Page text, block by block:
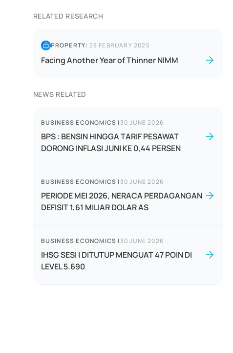
RELATED RESEARCH
PROPERTY| 28 FEBRUARY 2025
Facing Another Year of Thinner NIMM
NEWS RELATED
BUSINESS ECONOMICS |30 JUNE 2026
BPS : BENSIN HINGGA TARIF PESAWAT
DORONG INFLASI JUNI KE 0,44 PERSEN
BUSINESS ECONOMICS |30 JUNE 2026
PERIODE MEI 2026, NERACA PERDAGANGAN
DEFISIT 1,61 MILIAR DOLAR AS
BUSINESS ECONOMICS |30 JUNE 2026
IHSG SESI I DITUTUP MENGUAT 47 POIN DI
LEVEL 5.690